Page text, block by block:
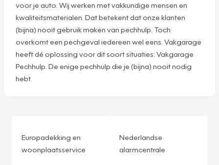
voor je auto. Wij werken met vakkundige mensen en
kwaliteitsmaterialen. Dat betekent dat onze klanten
(bijna) nooit gebruik maken van pechhulp. Toch
overkomt een pechgeval iedereen wel eens. Vakgarage
heeft dé oplossing voor dit soort situaties: Vakgarage
Pechhulp. De enige pechhulp die je (bijna) nooit nodig
hebt.
Europadekking en
woonplaatsservice
Nederlandse
alarmcentrale